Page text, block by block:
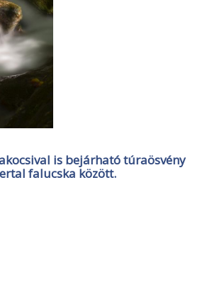
is bejárható túraösvény
falucska között.